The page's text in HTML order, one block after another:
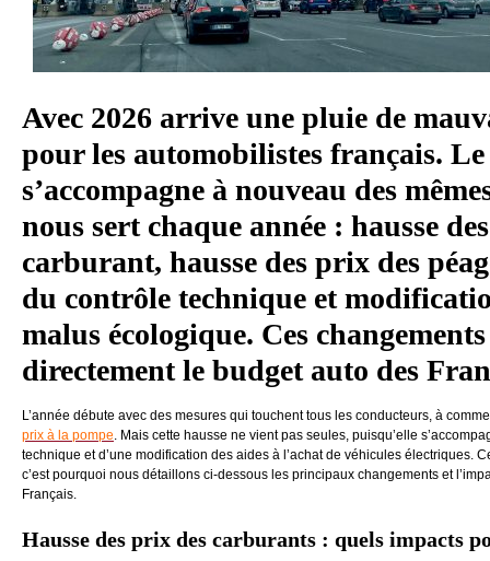
Avec 2026 arrive une pluie de
pour les automobilistes français.
s’accompagne à nouveau des
nous sert chaque année : hausse
carburant, hausse des prix des
du contrôle technique et
malus écologique. Ces
directement le budget auto des
L’année débute avec des mesures qui touchent tous les conducteurs, à
prix à la pompe. Mais cette hausse ne vient pas seules, puisqu’elle
technique et d’une modification des aides à l’achat de véhicules électriques.
c’est pourquoi nous détaillons ci-dessous les principaux changements et
Français.
Hausse des prix des carburants : quels impacts